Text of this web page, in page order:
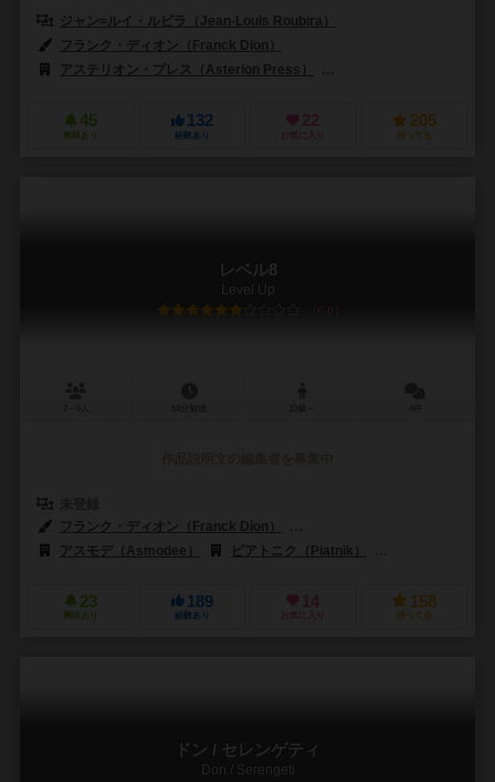
ジャン=ルイ・ルビラ（Jean-Louis Roubira）
フランク・ディオン（Franck Dion）
アステリオン・プレス（Asterion Press）
45
興味あり
132
経験あり
22
お気に入り
205
持ってる
レベル8
Level Up
6.0
フランク・ディオン（Franck Dion）
アスモデ（Asmodee）
ピアトニク（Piatnik）
23
興味あり
189
経験あり
14
お気に入り
158
持ってる
ドン / セレンゲティ
Don / Serengeti